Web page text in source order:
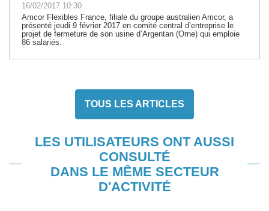
16/02/2017 10:30
Amcor Flexibles France, filiale du groupe australien Amcor, a
présenté jeudi 9 février 2017 en comité central d’entreprise le
projet de fermeture de son usine d’Argentan (Orne) qui emploie
86 salariés.
TOUS LES ARTICLES
LES UTILISATEURS ONT AUSSI
CONSULTÉ
DANS LE MÊME SECTEUR
D'ACTIVITÉ